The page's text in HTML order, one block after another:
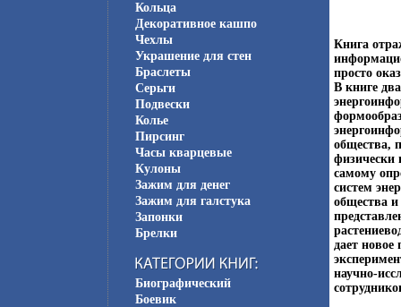
Кольца
Декоративное кашпо
Чехлы
Украшение для стен
Браслеты
Серьги
Подвески
Колье
Пирсинг
Часы кварцевые
Кулоны
Зажим для денег
Зажим для галстука
Запонки
Брелки
Биографический
Боевик
Книга
просто
В книге
общества,
физически
самому
систем
общества
дает новое
научно-